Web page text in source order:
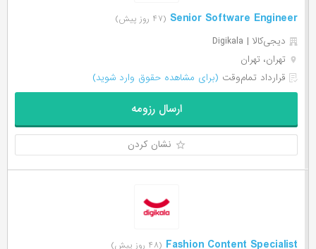
Senior Software Engineer (۴۷ روز پیش)
دیجی‌‌کالا | Digikala
تهران، تهران
قرارداد تمام‌وقت (برای مشاهده حقوق وارد شوید)
ارسال رزومه
نشان کردن
Fashion Content Specialist (۴۸ روز پیش)